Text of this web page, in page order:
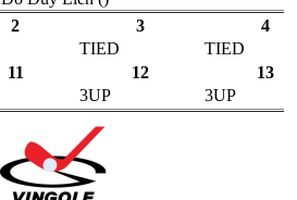
2 3
4
TIED
TIED
11 12
13
3UP 3UP